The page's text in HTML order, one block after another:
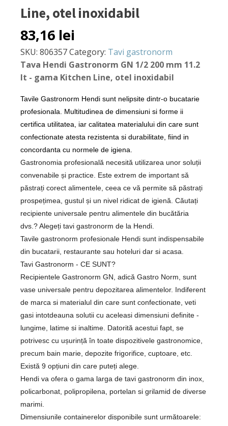
Line, otel inoxidabil
83,16 lei
SKU: 806357Category: Tavi gastronorm
Tava Hendi Gastronorm GN 1/2 200 mm 11.2
lt - gama Kitchen Line, otel inoxidabil
Tavile Gastronorm Hendi sunt nelipsite dintr-o bucatarie
profesionala. Multitudinea de dimensiuni si forme ii
certifica utilitatea, iar calitatea materialului din care sunt
confectionate atesta rezistenta si durabilitate, fiind in
concordanta cu normele de igiena.
Gastronomia profesională necesită utilizarea unor soluții
convenabile și practice. Este extrem de important să
păstrați corect alimentele, ceea ce vă permite să păstrați
prospețimea, gustul și un nivel ridicat de igienă. Căutați
recipiente universale pentru alimentele din bucătăria
dvs.? Alegeți tavi gastronorm de la Hendi.
Tavile gastronorm profesionale Hendi sunt indispensabile
din bucatarii, restaurante sau hoteluri dar si acasa.
Tavi Gastronorm - CE SUNT?
Recipientele Gastronorm GN, adică Gastro Norm, sunt
vase universale pentru depozitarea alimentelor. Indiferent
de marca si materialul din care sunt confectionate, veti
gasi intotdeauna solutii cu aceleasi dimensiuni definite -
lungime, latime si inaltime. Datorită acestui fapt, se
potrivesc cu ușurință în toate dispozitivele gastronomice,
precum bain marie, depozite frigorifice, cuptoare, etc.
Există 9 opțiuni din care puteți alege.
Hendi va ofera o gama larga de tavi gastronorm din inox,
policarbonat, polipropilena, portelan si grilamid de diverse
marimi.
Dimensiunile containerelor disponibile sunt următoarele: